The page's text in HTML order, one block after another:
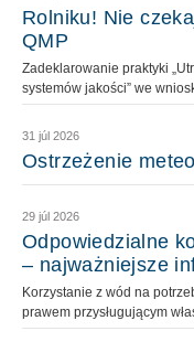
Rolniku! Nie
QMP
Zadeklarowanie praktyki
systemów jakości” we
31 júl 2026
Ostrzeżenie
29 júl 2026
Odpowiedzialne
– najważniejsze
Korzystanie z wód na
prawem przysługującym